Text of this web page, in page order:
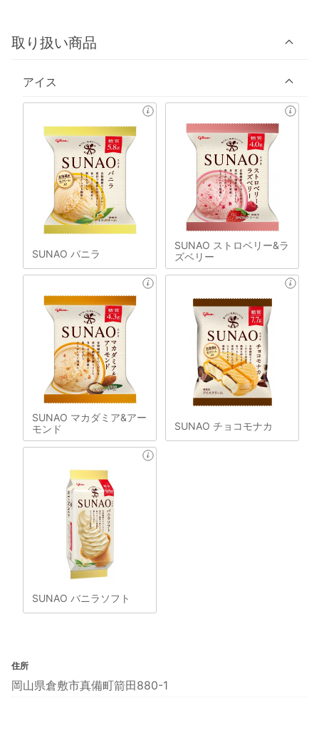
取り扱い商品
アイス
SUNAO バニラ
SUNAO ストロベリー&ラ
ズベリー
SUNAO マカダミア&アー
モンド
SUNAO チョコモナカ
SUNAO バニラソフト
住所
岡山県倉敷市真備町箭田880-1